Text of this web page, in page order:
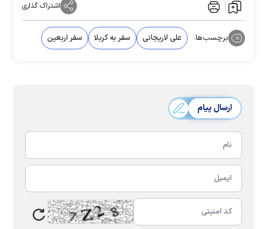
اشتراک گذاری
برچسب‌ها: علی لاریجانی سفر به کربلا سفر اربعین
ارسال پیام